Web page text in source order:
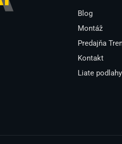
Blog
Montáž
Predajňa
Kontakt
Liate podlahy